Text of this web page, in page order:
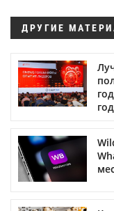
ДРУГИЕ